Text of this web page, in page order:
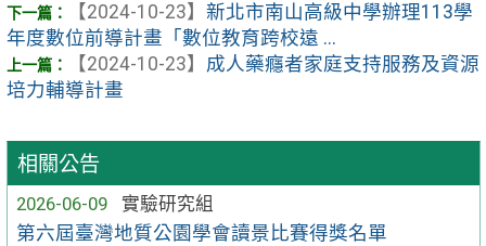
相關公告
2026-06-09
實驗研究組
第六屆臺灣地質公園學會讀景比賽得獎名單
【2024-10-23】 新北市南山高級中學辦理113學
年度數位前導計畫「數位教育跨校遠 ...
【2024-10-23】 成人藥癮者家庭支持服務及資源
培力輔導計畫